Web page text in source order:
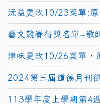
沅益更改10/23菜單:
藝文競賽得獎名單~敬
津味更改10/26菜單，
2024第三屆道德月刊
113學年度上學期第4